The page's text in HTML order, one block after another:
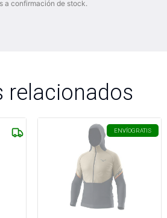
a confirmación de stock.
relacionados
ENVÍOGRATIS